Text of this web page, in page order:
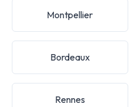
Montpellier
Bordeaux
Rennes